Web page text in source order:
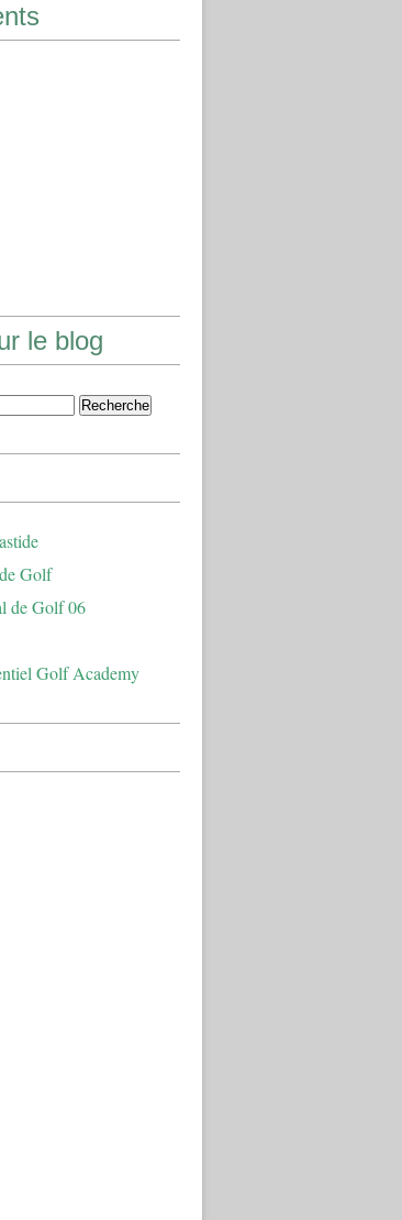
le blog
Golf
de Golf 06
Golf Academy